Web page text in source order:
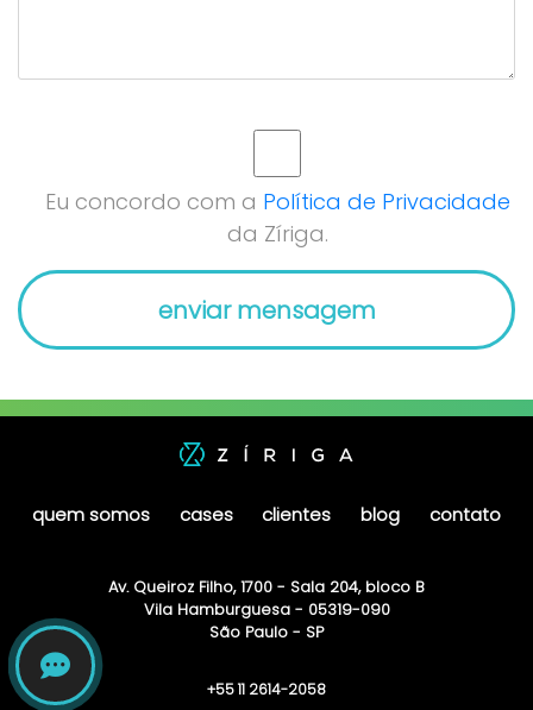
Eu concordo com a Política de Privacidade
da Zíriga.
quem somos cases clientes blog contato
Av. Queiroz Filho, 1700 - Sala 204, bloco B
Vila Hamburguesa - 05319-090
São Paulo - SP
+55 11 2614-2058